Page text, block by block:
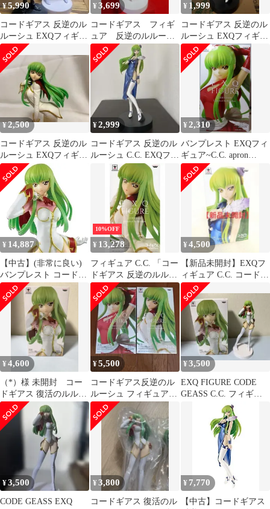
¥5,990
コードギアス 反逆のル
ルーシュ EXQフィギュ
ア 〜ルルーシュ・ラン
ペルージ〜
¥3,699
コードギアス フィギ
ュア 反逆のルルーシ
ュ C.C. EXQ
¥ 1,999
コードギアス 反逆のル
ルーシュ EXQフィギュ
ア C.C. チャイナドレス
風
¥2,500
コードギアス 反逆のル
ルーシュ EXQフィギュ
ア C.C. Pilot suit
¥2,999
コードギアス 反逆のル
ルーシュ C.C. EXQフィ
ギュア チャイナ
¥2,310
バンプレスト EXQフィ
ギュア~C.C. apron
style~ コードギアス 反
逆のルルーシュIII皇道
C.C.
¥ 14,887
【中古】(非常に良い)
バンプレスト コードギ
アス 復活のルルーシュ
EXQフィギュア ～C.C.
～(プライズ)
10%OFF
¥ 13,278
フィギュア C.C. 「コー
ドギアス 反逆のルルー
シュ」 EXQフィギュア
～C.C.Pilot suit～【14日
以内発送】
¥4,500
【新品未開封】EXQフ
ィギュア C.C. コードギ
アス 反逆のルルーシュ
¥4,600
（*）様 未開封 コー
ドギアス 復活のルルー
シュ C.C. EXQフィギュ
ア
¥5,500
コードギアス反逆のル
ルーシュ フィギュア
C.C. 2種セット プライ
ズ
¥3,500
EXQ FIGURE CODE
GEASS C.C. フィギュ
¥3,500
CODE GEASS EXQ
¥3,800
コードギアス 復活のル
¥ 7,770
【中古】コードギアス